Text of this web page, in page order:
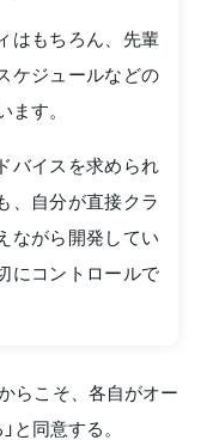
はもちろん、先輩
ケジュールなどの
す。
バイスを求められ
、自分が直接クラ
ながら開発してい
にコントロールで
らこそ、各自がオー
と同意する。